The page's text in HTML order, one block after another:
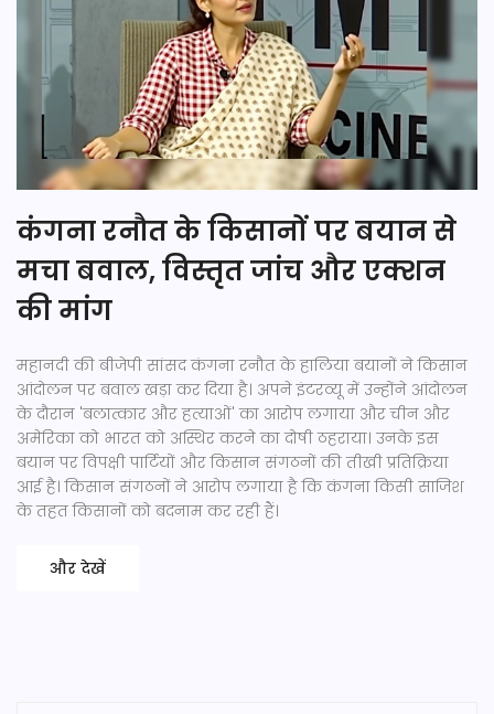
कंगना रनौत के किसानों पर बयान से
मचा बवाल, विस्तृत जांच और एक्शन
की मांग
महानदी की बीजेपी सांसद कंगना रनौत के हालिया बयानों ने किसान
आंदोलन पर बवाल खड़ा कर दिया है। अपने इंटरव्यू में उन्होंने आंदोलन
के दौरान 'बलात्कार और हत्याओं' का आरोप लगाया और चीन और
अमेरिका को भारत को अस्थिर करने का दोषी ठहराया। उनके इस
बयान पर विपक्षी पार्टियों और किसान संगठनों की तीखी प्रतिक्रिया
आई है। किसान संगठनों ने आरोप लगाया है कि कंगना किसी साजिश
के तहत किसानों को बदनाम कर रही हैं।
और देखें